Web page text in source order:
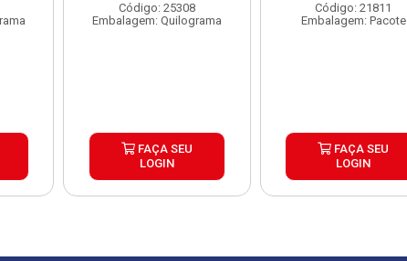
Código: 25308
Embalagem: Quilograma
FAÇA SEU
LOGIN
Código: 21811
Embalagem: Pacote
FAÇA SEU
LOGIN